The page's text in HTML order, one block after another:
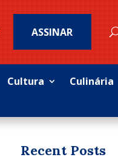
ASSINAR
Cultura Culinária
Recent Posts